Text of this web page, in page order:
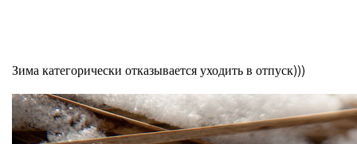
Зима категорически отказывается уходить в отпуск)))